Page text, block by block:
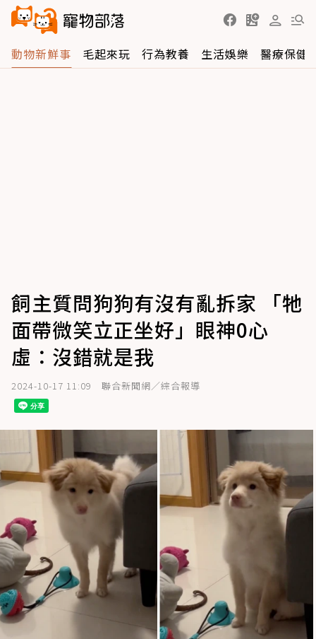
動物新鮮事 毛起來玩 行為教養 生活娛樂 醫療保健
飼主質問狗狗有沒有亂拆家 「牠
面帶微笑立正坐好」眼神0心
虛：沒錯就是我
2024-10-17 11:09 聯合新聞網／綜合報導